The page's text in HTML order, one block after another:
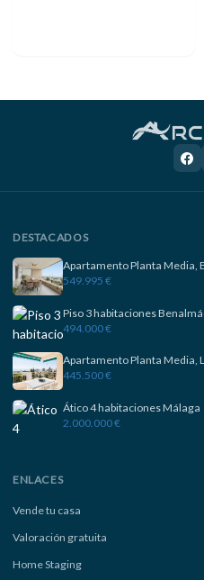
DESTACADOS
Apartamento Planta Media,
549.995 €
Piso 3 habitaciones
494.000 €
Apartamento Planta Media,
445.500 €
Ático 4 habitaciones Málaga
2.000.000 €
ENLACES
Vende tu casa
Valoración gratuita
Home Staging